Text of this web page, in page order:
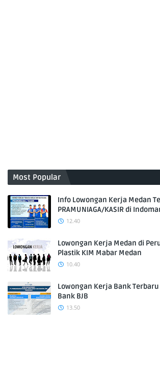
Most Popular
Info Lowongan Kerja Medan
PRAMUNIAGA/KASIR di
12.40
Lowongan Kerja Medan di
Plastik KIM Mabar Medan
10.40
Lowongan Kerja Bank
Bank BJB
13.50